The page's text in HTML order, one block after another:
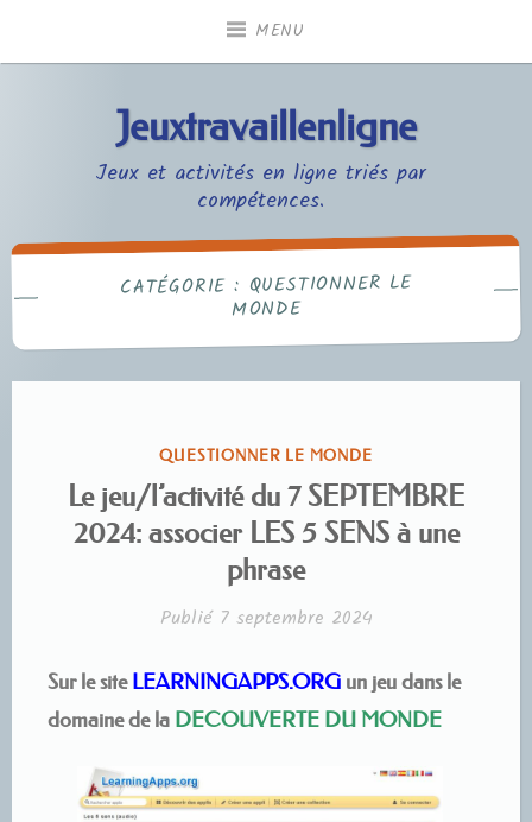
MENU
Jeuxtravaillenligne
Jeux et activités en ligne triés par
compétences.
CATÉGORIE : QUESTIONNER LE
MONDE
PUBLIÉ
DANS
QUESTIONNER LE MONDE
Le jeu/l’activité du 7 SEPTEMBRE
2024: associer LES 5 SENS à une
phrase
Publié 7 septembre 2024
Sur le siteLEARNINGAPPS.ORG un jeu dans le
domaine de la DECOUVERTE DU MONDE